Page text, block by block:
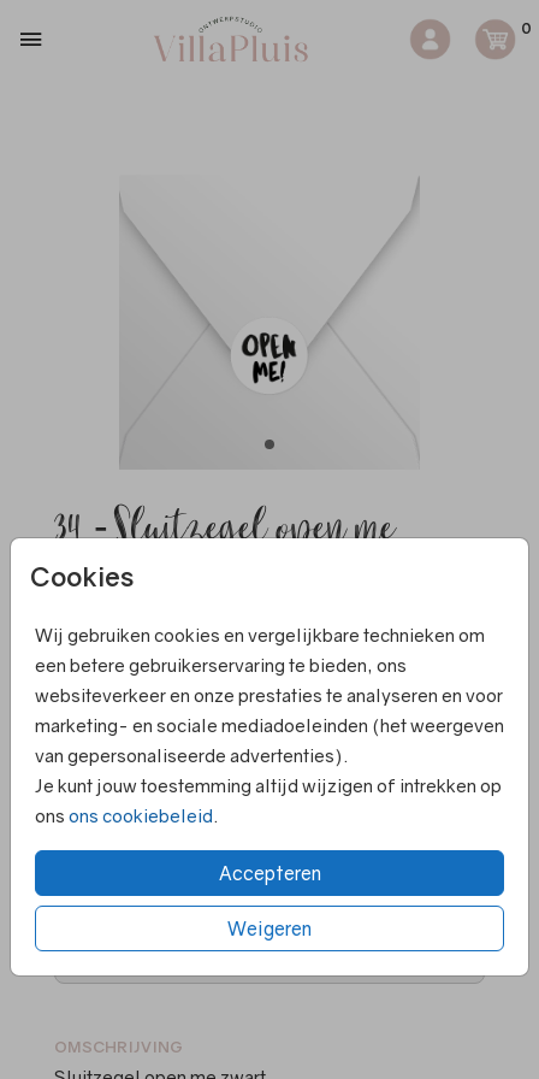
0
Cookies
Wij gebruiken cookies en vergelijkbare technieken om
een betere gebruikerservaring te bieden, ons
websiteverkeer en onze prestaties te analyseren en voor
marketing- en sociale mediadoeleinden (het weergeven
van gepersonaliseerde advertenties).
Je kunt jouw toestemming altijd wijzigen of intrekken op
ons ons cookiebeleid
Accepteren
Weigeren
34 - Sluitzegel open me
zwart
Helaas is dit product tijdelijk uitverkocht!
Heb je vragen? Neem dan contact met ons op.
Elk kaartje is om te zetten naar een ander
formaat
Persoonlijk contact en hulp bij ontwerpen
Ruime keuze in papiersoorten en kleuren
Voor 18.00 uur besteld ➝ gelijk in productie
Supersnelle levering
OMSCHRIJVING